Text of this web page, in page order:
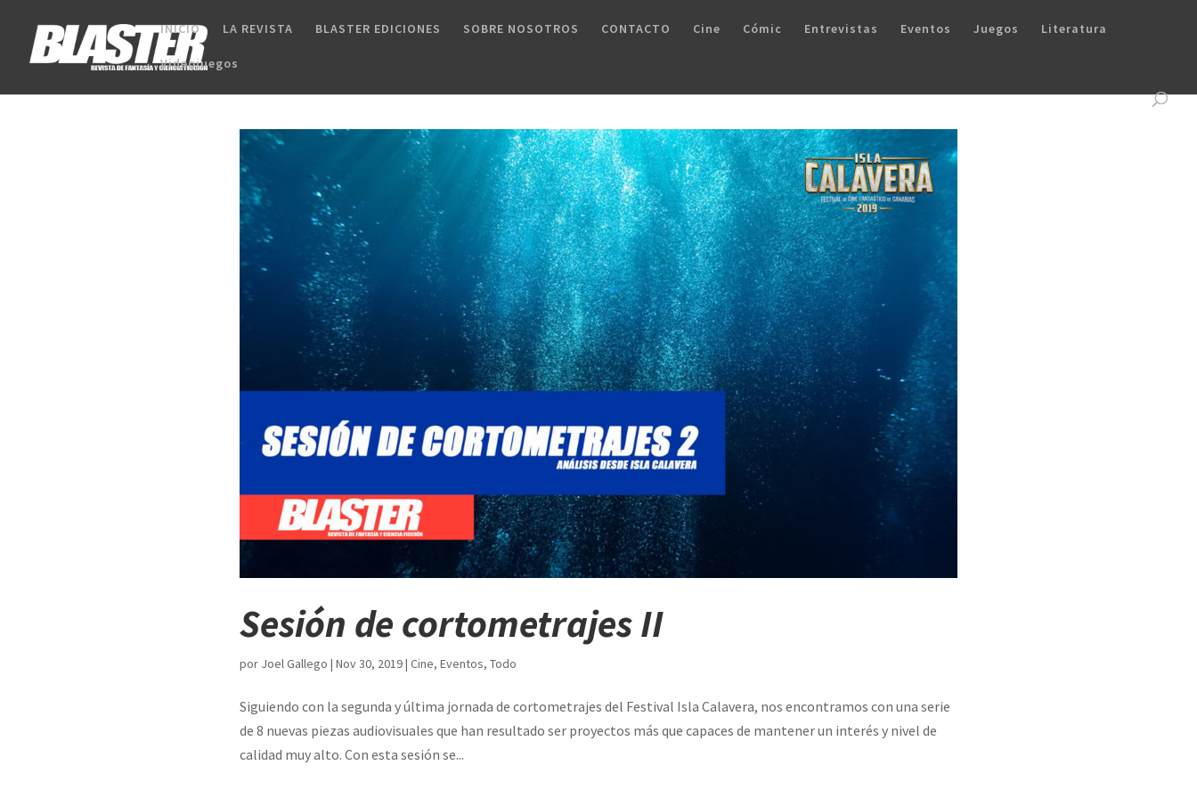
INICIO LA REVISTA BLASTER EDICIONES SOBRE NOSOTROS CONTACTO Cine Cómic Entrevistas Eventos Juegos Literatura
Videojuegos
Sesión de cortometrajes II
por Joel Gallego | Nov 30, 2019| Cine, Eventos, Todo
Siguiendo con la segunda y última jornada de cortometrajes del Festival Isla Calavera, nos encontramos con una serie
de 8 nuevas piezas audiovisuales que han resultado ser proyectos más que capaces de mantener un interés y nivel de
calidad muy alto. Con esta sesión se...